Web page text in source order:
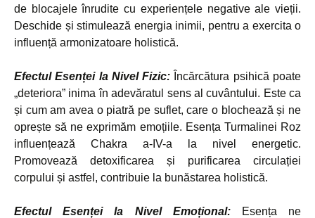
de blocajele înrudite cu experiențele negative ale vieții.
Deschide și stimulează energia inimii, pentru a exercita o
influență armonizatoare holistică.
Efectul Esenței la Nivel Fizic: Încărcătura psihică poate
„deteriora” inima în adevăratul sens al cuvântului. Este ca
și cum am avea o piatră pe suflet, care o blochează și ne
oprește să ne exprimăm emoțiile. Esența Turmalinei Roz
influențează Chakra a-IV-a la nivel energetic.
Promovează detoxificarea și purificarea circulației
corpului și astfel, contribuie la bunăstarea holistică.
Efectul Esenței la Nivel Emoțional:
Esența ne